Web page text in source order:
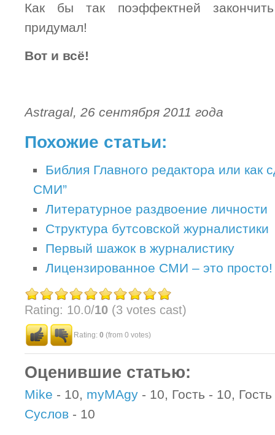
Как бы так поэффектней
придумал!
Вот и всё!
Astragal, 26 сентября 2011 года
Похожие статьи:
Библия Главного редактора или как
СМИ”
Литературное раздвоение личности
Структура бутсовской журналистики
Первый шажок в журналистику
Лицензированное СМИ – это просто!
Rating: 10.0/10 (3 votes cast)
Rating: 0 (from 0 votes)
Оценившие статью:
Mike - 10, myMAgy - 10, Гость - 10,
Суслов - 10